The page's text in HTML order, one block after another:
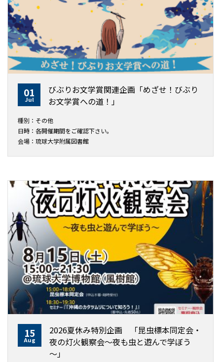
01
Jul
びぶりお文学賞関連企画「めざせ！びぶり
お文学賞への道！」
種別：その他
日時：各開催期間をご確認下さい。
会場：琉球大学附属図書館
15
Aug
2026夏休み特別企画 「昆虫標本同定会・
夜の灯火観察会～夜も虫と遊んで学ぼう
～」